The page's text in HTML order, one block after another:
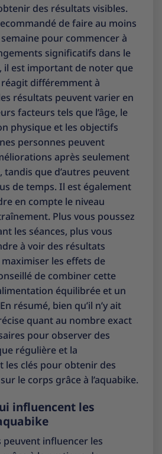
des résultats visibles.
de faire au moins
pour commencer à
significatifs dans le
il est important de noter que
différemment à
résultats peuvent varier en
facteurs tels que l’âge, le
physique et les objectifs
personnes peuvent
après seulement
tandis que d’autres peuvent
de temps. Il est également
en compte le niveau
Plus vous poussez
les séances, plus vous
à voir des résultats
les effets de
de combiner cette
équilibrée et un
résumé, bien qu’il n’y ait
quant au nombre exact
pour observer des
régulière et la
les clés pour obtenir des
le corps grâce à l’aquabike.
influencent les
influencer les